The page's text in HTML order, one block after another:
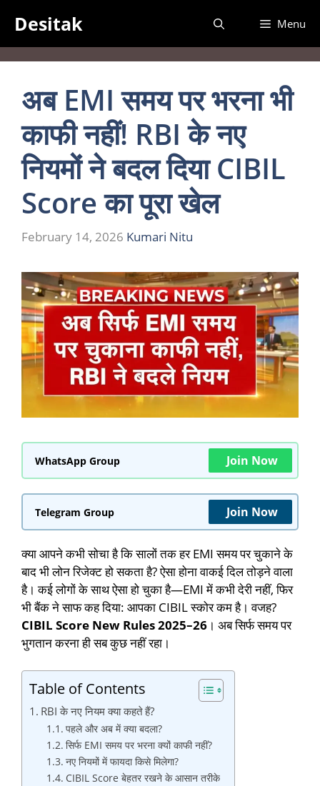
content
Desitak Menu
अब EMI समय पर भरना भी
काफी नहीं! RBI के नए
नियमों ने बदल दिया CIBIL
Score का पूरा खेल
February 14, 2026 Kumari Nitu
WhatsApp Group Join Now
Telegram Group Join Now
क्या आपने कभी सोचा है कि सालों तक हर EMI समय पर चुकाने के
बाद भी लोन रिजेक्ट हो सकता है? ऐसा होना वाकई दिल तोड़ने वाला
है। कई लोगों के साथ ऐसा हो चुका है—EMI में कभी देरी नहीं, फिर
भी बैंक ने साफ कह दिया: आपका CIBIL स्कोर कम है। वजह?
CIBIL Score New Rules 2025–26 । अब सिर्फ समय पर
भुगतान करना ही सब कुछ नहीं रहा।
Table of Contents
RBI के नए नियम क्या कहते हैं?
पहले और अब में क्या बदला?
सिर्फ EMI समय पर भरना क्यों काफी नहीं?
नए नियमों में फायदा किसे मिलेगा?
CIBIL Score बेहतर रखने के आसान तरीके